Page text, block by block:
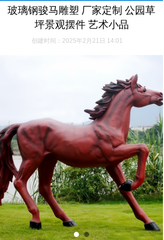
玻璃钢骏马雕塑 厂家定制 公园草
坪景观摆件 艺术小品
商品简介
创建时间： 2025年2月21日 14:01
ꁵ